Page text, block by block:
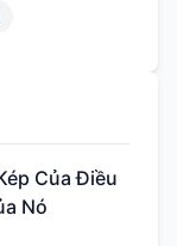
Của Điều
Nó